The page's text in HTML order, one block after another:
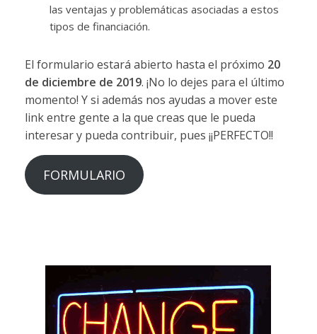
las ventajas y problemáticas asociadas a estos
tipos de financiación.
El formulario estará abierto hasta el próximo 20
de diciembre de 2019. ¡No lo dejes para el último
momento! Y si además nos ayudas a mover este
link entre gente a la que creas que le pueda
interesar y pueda contribuir, pues ¡¡PERFECTO!!
FORMULARIO